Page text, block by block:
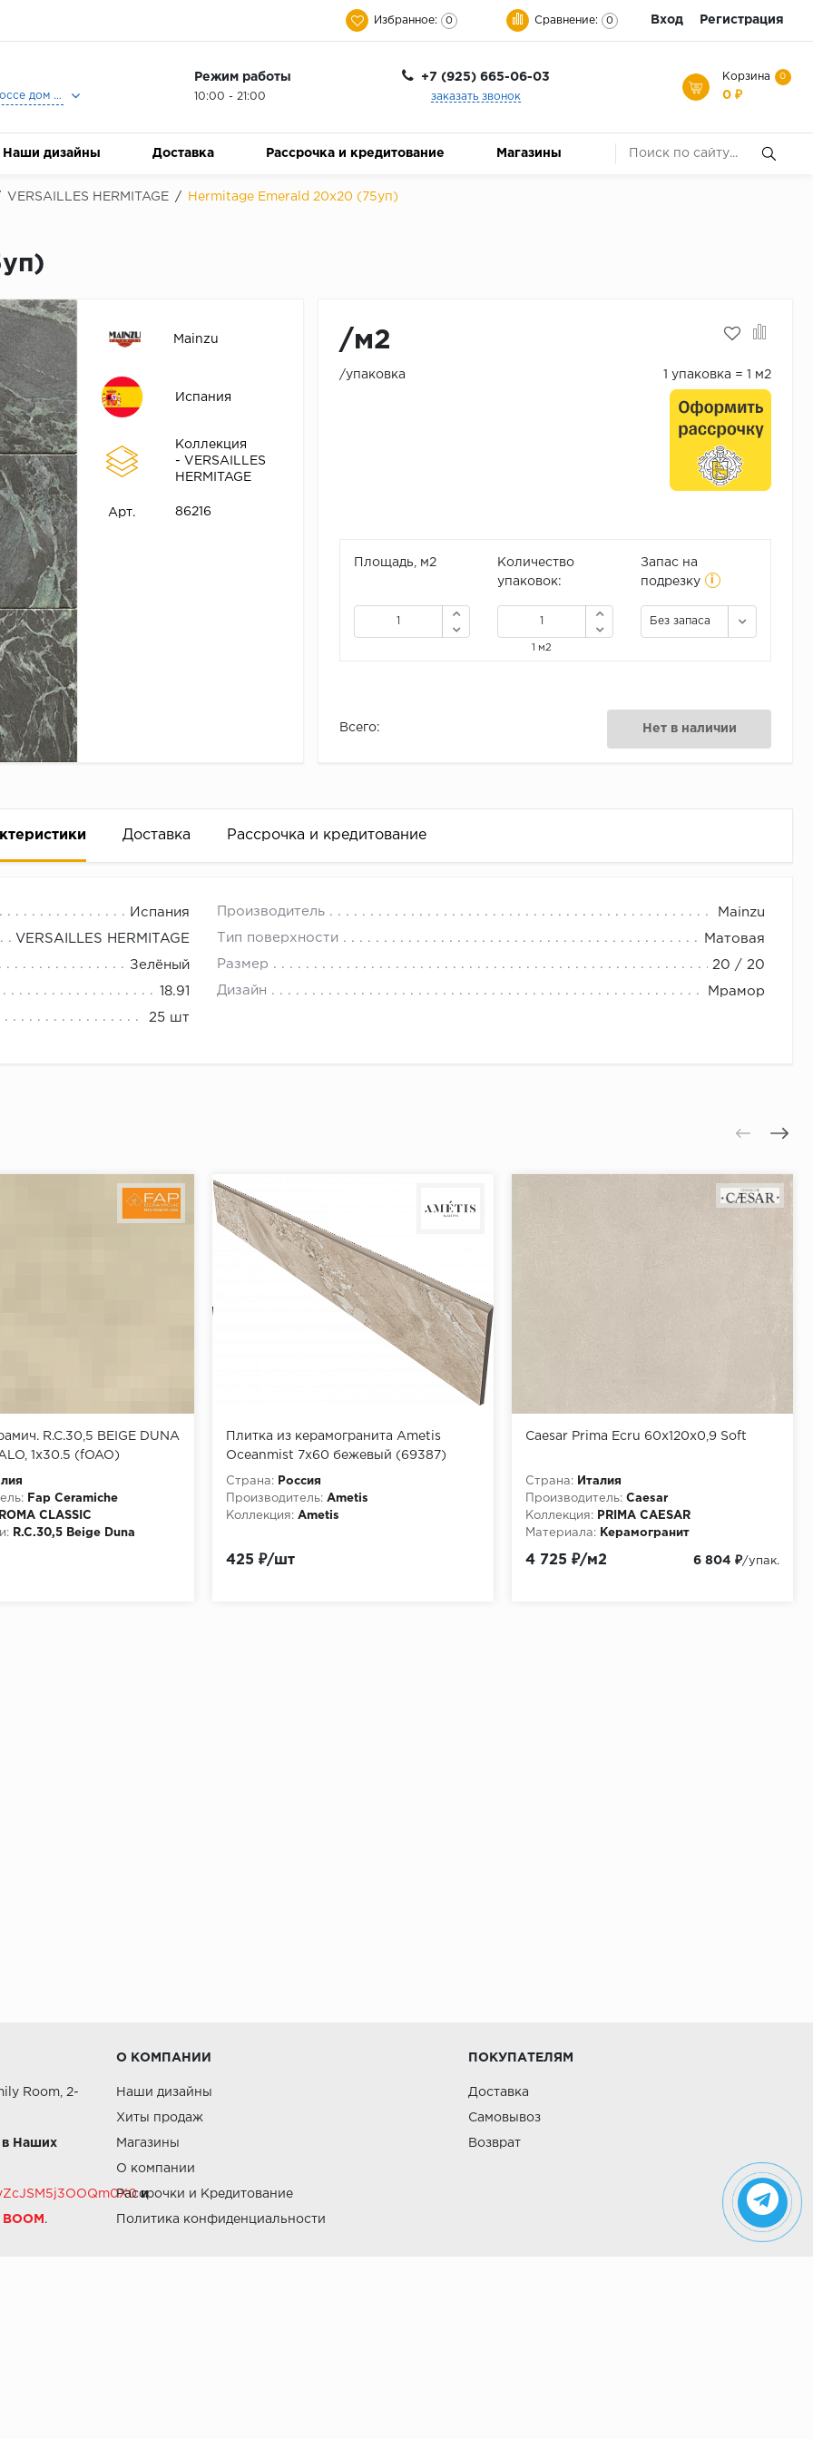
Избранное: 0 Сравнение: 0 Вход Регистрация
Москва, Ленинградское шоссе дом 25, Торговый Центр Family Room, 2-ой этаж, Магазин Керамический Бум.
Режим работы
10:00 - 21:00
+7 (925) 665-06-03
заказать звонок
Корзина 0
0 ₽
Наши дизайны Доставка Рассрочка и кредитование Магазины
VERSAILLES HERMITAGE / Hermitage Emerald 20х20 (75уп)
Mainzu
Испания
Коллекция
- VERSAILLES
HERMITAGE
Арт. 86216
/м2
/упаковка 1 упаковка = 1 м2
Площадь, м2
Количество
упаковок:
1 м2
Запас на
подрезку
i
Без запаса
Всего: Нет в наличии
Доставка Рассрочка и кредитование
Испания Производитель Mainzu
VERSAILLES HERMITAGE Тип поверхности Матовая
Зелёный Размер 20 / 20
18.91 Дизайн Мрамор
25 шт
деньгами
R.C.30,5 BEIGE DUNA
1x30.5 (fOAO)
Fap Ceramiche
ROMA CLASSIC
R.C.30,5 Beige Duna
Плитка из керамогранита Ametis
Oceanmist 7х60 бежевый (69387)
Страна:
Россия
Производитель: Ametis
Коллекция: Ametis
425 ₽/шт
Caesar Prima Ecru 60x120х0,9 Soft
Страна:
Италия
Производитель: Caesar
Коллекция:
PRIMA CAESAR
Материала:
Керамогранит
4 725 ₽/м2 6 804 ₽/упак.
Room, 2-
в Наших
и
.
О КОМПАНИИ
Наши дизайны
Хиты продаж
Магазины
О компании
Рассрочки и Кредитование
Политика конфиденциальности
ПОКУПАТЕЛЯМ
Доставка
Самовывоз
Возврат